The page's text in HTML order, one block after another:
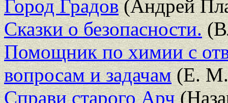
Город Градов(Андрей
Сказки о безопасности.
Помощник по химии с
вопросам и задачам(Е. М.
Справи старого Арч